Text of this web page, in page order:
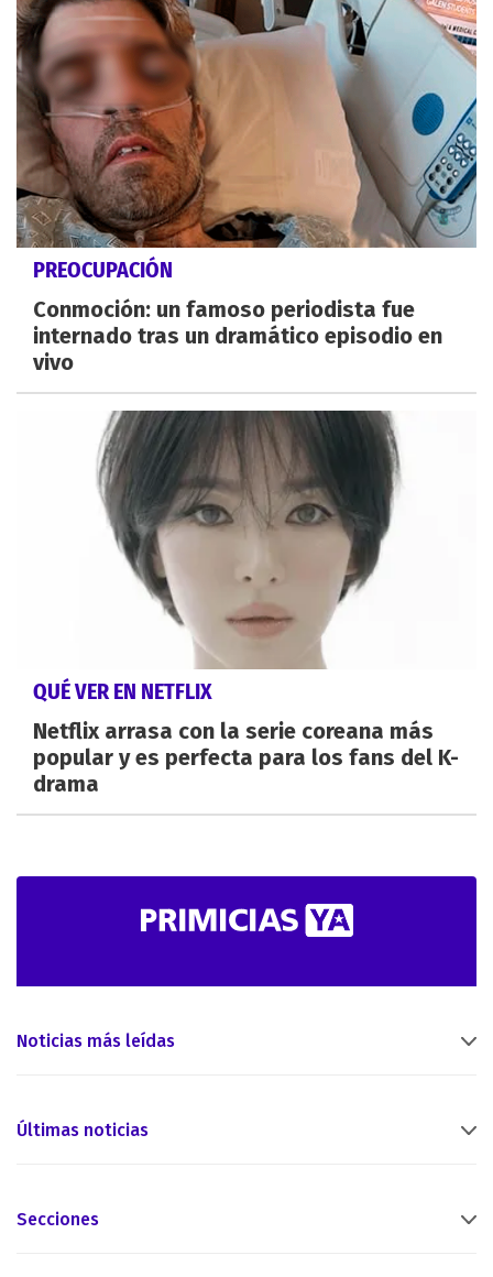
PREOCUPACIÓN
Conmoción: un famoso periodista fue
internado tras un dramático episodio en
vivo
QUÉ VER EN NETFLIX
Netflix arrasa con la serie coreana más
popular y es perfecta para los fans del K-
drama
Noticias más leídas
Últimas noticias
Secciones